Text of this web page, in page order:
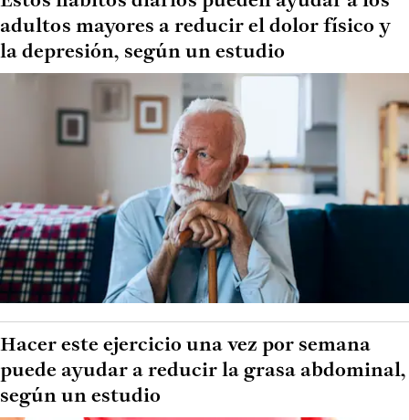
adultos mayores a reducir el dolor físico y
la depresión, según un estudio
Hacer este ejercicio una vez por semana
puede ayudar a reducir la grasa abdominal,
según un estudio